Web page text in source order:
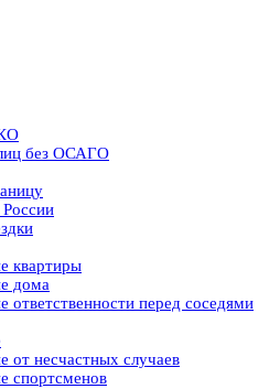
без ОСАГО
квартиры
дома
ответственности перед соседями
от несчастных случаев
спортсменов